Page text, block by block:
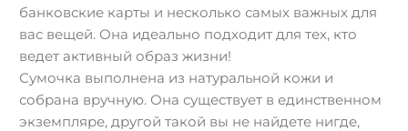
банковские карты и несколько самых важных для
вас вещей. Она идеально подходит для тех, кто
ведет активный образ жизни!
Сумочка выполнена из натуральной кожи и
собрана вручную. Она существует в единственном
экземпляре, другой такой вы не найдете нигде,